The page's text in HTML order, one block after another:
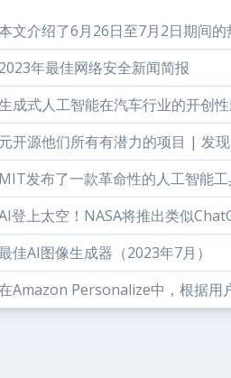
文介绍了6月26日至7月2日期间的
2023年最佳网络安全新闻简报
成式人工智能在汽车行业的开创
元开源他们所有有潜力的项目 | 发
MIT发布了一款革命性的人工智能工
登上太空！NASA将推出类似
佳AI图像生成器（2023年7月）
Amazon Personalize中，根据用